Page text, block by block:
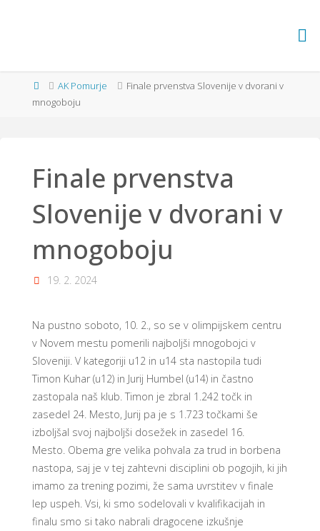
KLUB
POMURJEHomeAK Pomurje
Finale prvenstva Slovenije v dvorani v
mnogoboju
Finale prvenstva
Slovenije v dvorani v
mnogoboju
19. 2. 2024
Na pustno soboto, 10. 2., so se v olimpijskem centru
v Novem mestu pomerili najboljši mnogobojci v
Sloveniji. V kategoriji u12 in u14 sta nastopila tudi
Timon Kuhar (u12) in Jurij Humbel (u14) in častno
zastopala naš klub. Timon je zbral 1.242 točk in
zasedel 24. Mesto, Jurij pa je s 1.723 točkami še
izboljšal svoj najboljši dosežek in zasedel 16.
Mesto. Obema gre velika pohvala za trud in borbena
nastopa, saj je v tej zahtevni disciplini ob pogojih, ki jih
imamo za trening pozimi, že sama uvrstitev v finale
lep uspeh. Vsi, ki smo sodelovali v kvalifikacijah in
finalu smo si tako nabrali dragocene izkušnje